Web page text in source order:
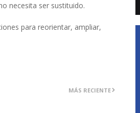
necesita ser sustituido.
para reorientar, ampliar,
MÁS RECIENTE